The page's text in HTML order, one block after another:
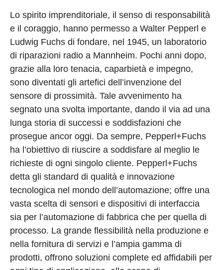
Lo spirito imprenditoriale, il senso di responsabilità
e il coraggio, hanno permesso a Walter Pepperl e
Ludwig Fuchs di fondare, nel 1945, un laboratorio
di riparazioni radio a Mannheim. Pochi anni dopo,
grazie alla loro tenacia, caparbietà e impegno,
sono diventati gli artefici dell’invenzione del
sensore di prossimità. Tale avvenimento ha
segnato una svolta importante, dando il via ad una
lunga storia di successi e soddisfazioni che
prosegue ancor oggi. Da sempre, Pepperl+Fuchs
ha l’obiettivo di riuscire a soddisfare al meglio le
richieste di ogni singolo cliente. Pepperl+Fuchs
detta gli standard di qualità e innovazione
tecnologica nel mondo dell’automazione; offre una
vasta scelta di sensori e dispositivi di interfaccia
sia per l’automazione di fabbrica che per quella di
processo. La grande flessibilità nella produzione e
nella fornitura di servizi e l’ampia gamma di
prodotti, offrono soluzioni complete ed affidabili per